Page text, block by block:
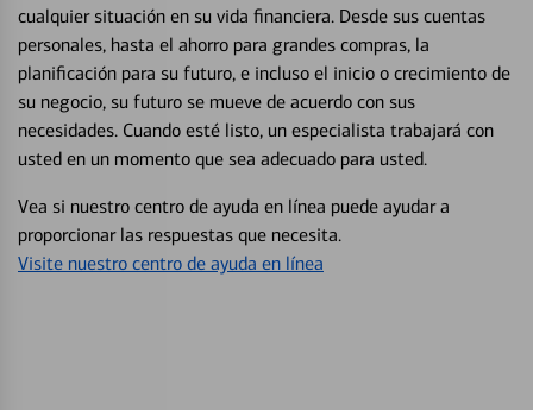
cualquier situación en su vida financiera. Desde sus cuentas
personales, hasta el ahorro para grandes compras, la
planificación para su futuro, e incluso el inicio o crecimiento de
su negocio, su futuro se mueve de acuerdo con sus
necesidades. Cuando esté listo, un especialista trabajará con
usted en un momento que sea adecuado para usted.
Vea si nuestro centro de ayuda en línea puede ayudar a
proporcionar las respuestas que necesita.
Visite nuestro centro de ayuda en línea